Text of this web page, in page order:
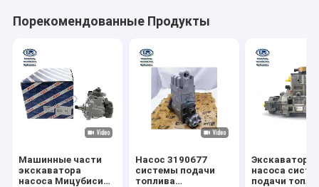
Порекомендованные Продукты
Машинные части
экскаватора
насоса Мицубиси
Насос 3190677
системы подачи
топлива
Экскаваторы
насоса
подачи